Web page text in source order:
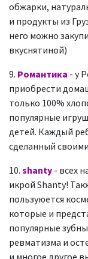
обжарки,
и продукты из
него можно
вкуснятиной)
9. Романтика - у
приобрести
только 100%
популярные
детей. Каждый
сделанный
10. shanty - всех
икрой Shanty!
пользуюется
которые и
популярные
ревматизма и
и многое другое